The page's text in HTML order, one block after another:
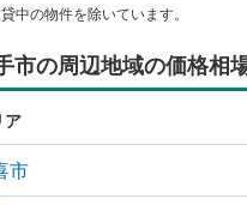
中の物件を除いています。
市の周辺地域の価格相
ア
市